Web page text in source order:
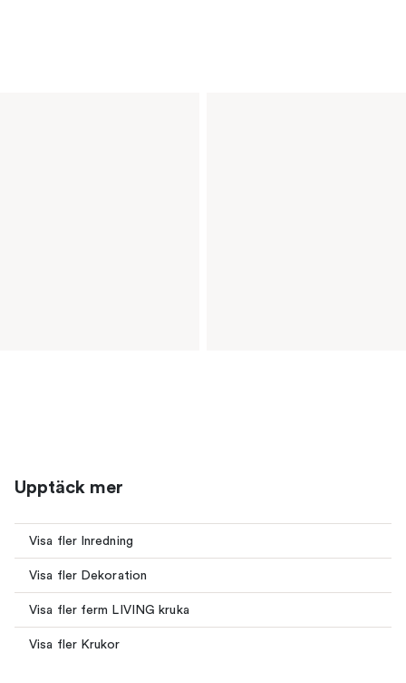
Upptäck mer
Visa fler Inredning
Visa fler Dekoration
Visa fler ferm LIVING kruka
Visa fler Krukor